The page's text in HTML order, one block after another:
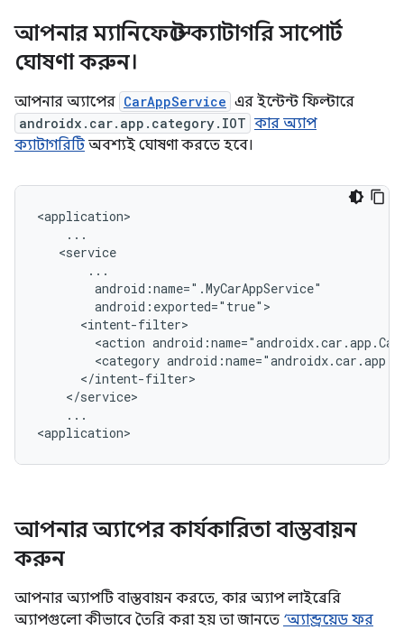
আপনার ম্যানিফেস্টে ক্যাটাগরি সাপোর্ট
ঘোষণা করুন।
আপনার অ্যাপের CarAppService এর ইন্টেন্ট ফিল্টারে
androidx.car.app.category.IOT কার অ্যাপ
ক্যাটাগরিটি অবশ্যই ঘোষণা করতে হবে।
<action
<category
...
আপনার অ্যাপের কার্যকারিতা বাস্তবায়ন
করুন
আপনার অ্যাপটি বাস্তবায়ন করতে, কার অ্যাপ লাইব্রেরি
অ্যাপগুলো কীভাবে তৈরি করা হয় তা জানতে ‘অ্যান্ড্রয়েড ফর